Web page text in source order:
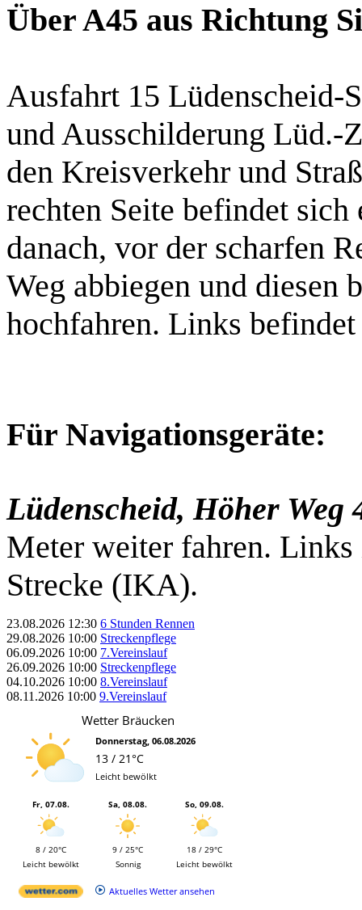
Über A45 aus Richtung
Ausfahrt 15 Lüdenscheid-
und Ausschilderung Lüd.-
den Kreisverkehr und
rechten Seite befindet
danach, vor der scharfen
Weg abbiegen und diesen
hochfahren. Links
Für Navigationsgeräte:
Lüdenscheid, Höher Weg
Meter weiter fahren.
Strecke (IKA).
23.08.2026 12:30 6 Stunden Rennen
29.08.2026 10:00 Streckenpflege
06.09.2026 10:00 7.Vereinslauf
26.09.2026 10:00 Streckenpflege
04.10.2026 10:00 8.Vereinslauf
08.11.2026 10:00 9.Vereinslauf
Wetter Bräucken
Donnerstag, 06.08.2026
13 / 21°C
Leicht bewölkt
Fr, 07.08.
8 / 20°C
Leicht bewölkt
Sa, 08.08.
9 / 25°C
Sonnig
So, 09.08.
18 / 29°C
Leicht bewölkt
Aktuelles Wetter ansehen